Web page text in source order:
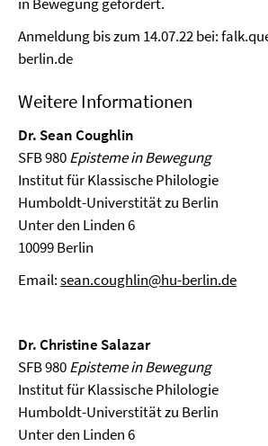
Anmeldung bis zum 14.07.22 bei:
berlin.de
Weitere Informationen
Dr. Sean Coughlin
SFB 980Episteme in Bewegung
Institut für Klassische Philologie
Humboldt-Universtität zu Berlin
Unter den Linden 6
10099 Berlin
Email:sean.coughlin@hu-berlin.de
Dr. Christine Salazar
SFB 980Episteme in Bewegung
Institut für Klassische Philologie
Humboldt-Universtität zu Berlin
Unter den Linden 6